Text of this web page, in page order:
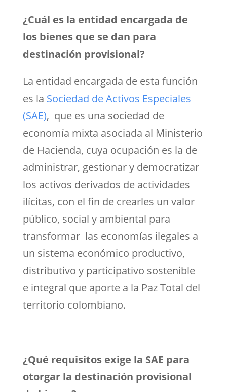
¿Cuál es la entidad encargada de
los bienes que se dan para
destinación provisional?
La entidad encargada de esta función
es la Sociedad de Activos Especiales
(SAE), que es una sociedad de
economía mixta asociada al Ministerio
de Hacienda, cuya ocupación es la de
administrar, gestionar y democratizar
los activos derivados de actividades
ilícitas, con el fin de crearles un valor
público, social y ambiental para
transformar las economías ilegales a
un sistema económico productivo,
distributivo y participativo sostenible
e integral que aporte a la Paz Total del
territorio colombiano.
¿Qué requisitos exige la SAE para
otorgar la destinación provisional